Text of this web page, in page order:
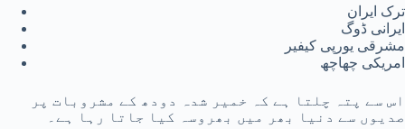
ترک ایران
ایرانی ڈوگ
مشرقی یورپی کیفیر
امریکی چھاچھ
اس سے پتہ چلتا ہے کہ خمیر شدہ دودھ کے مشروبات پر
صدیوں سے دنیا بھر میں بھروسہ کیا جاتا رہا ہے۔